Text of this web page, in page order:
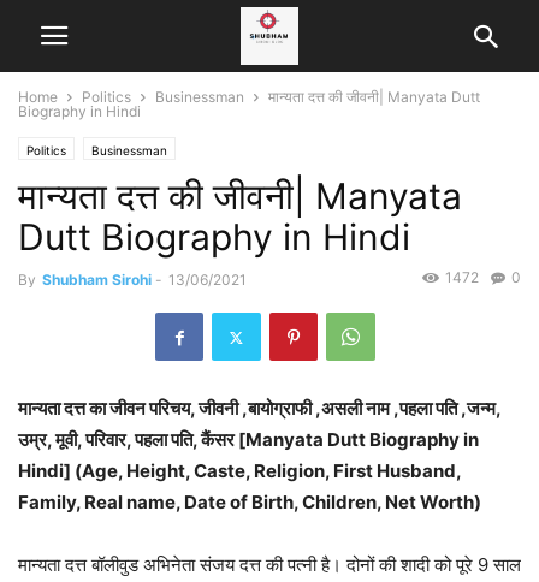
Home Politics Businessman
मान्यता दत्त की जीवनी| Manyata Dutt
Biography in Hindi
Politics Businessman
मान्यता दत्त की जीवनी| Manyata
Dutt Biography in Hindi
By Shubham Sirohi - 13/06/2021 0
1472
मान्यता दत्त का जीवन परिचय, जीवनी ,बायोग्राफी ,असली नाम ,पहला पति ,जन्म,
उम्र, मूवी, परिवार, पहला पति, कैंसर [Manyata Dutt Biography in
Hindi] (Age, Height, Caste, Religion, First Husband,
Family, Real name, Date of Birth, Children, Net Worth)
मान्यता दत्त बॉलीवुड अभिनेता संजय दत्त की पत्नी है। दोनों की शादी को पूरे 9 साल